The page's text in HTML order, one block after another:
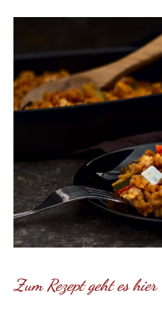
Zum Rezept geht es hier